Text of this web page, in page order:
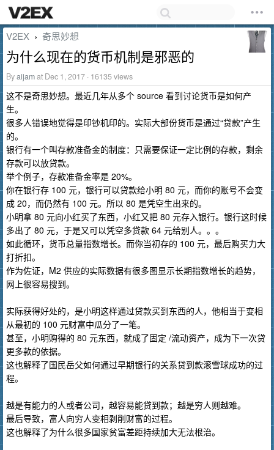
V2EX › 奇思妙想
为什么现在的货币机制是邪恶的
Byaijamat Dec 1, 2017 · 16135 views
这不是奇思妙想。最近几年从多个 source 看到讨论货币是如何产
生。
很多人错误地觉得是印钞机印的。实际大部份货币是通过“贷款”产生
的。
银行有一个叫存款准备金的制度：只需要保证一定比例的存款，剩余
存款可以放贷款。
举个例子，存款准备金率是 20%。
你在银行存 100 元，银行可以贷款给小明 80 元，而你的账号不会变
成 20，而仍然有 100 元。所以 80 是凭空生出来的。
小明拿 80 元向小红买了东西，小红又把 80 元存入银行。银行这时候
多出了 80 元，于是又可以凭空多贷款 64 元给别人。。。
如此循环，货币总量指数增长。而你当初存的 100 元，最后购买力大
打折扣。
作为佐证，M2 供应的实际数据有很多图显示长期指数增长的趋势，
网上很容易搜到。
实际获得好处的，是小明这样通过贷款买到东西的人，他相当于变相
从最初的 100 元财富中瓜分了一笔。
甚至，小明购得的 80 元东西，就成了固定 /流动资产，成为下一次贷
更多款的依据。
这也解释了国民岳父如何通过早期银行的关系贷到款滚雪球成功的过
程。
越是有能力的人或者公司，越容易能贷到款；越是穷人则越难。
最后导致，富人向穷人变相剥削财富的过程。
这也解释了为什么很多国家贫富差距持续加大无法根治。